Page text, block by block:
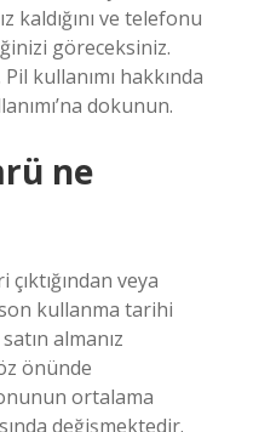
kaldığını ve telefonu
göreceksiniz.
kullanımı hakkında
dokunun.
ne
veya
kullanma tarihi
almanız
önünde
ortalama
değişmektedir.